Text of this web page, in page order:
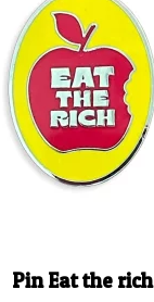
Pin Eat the rich